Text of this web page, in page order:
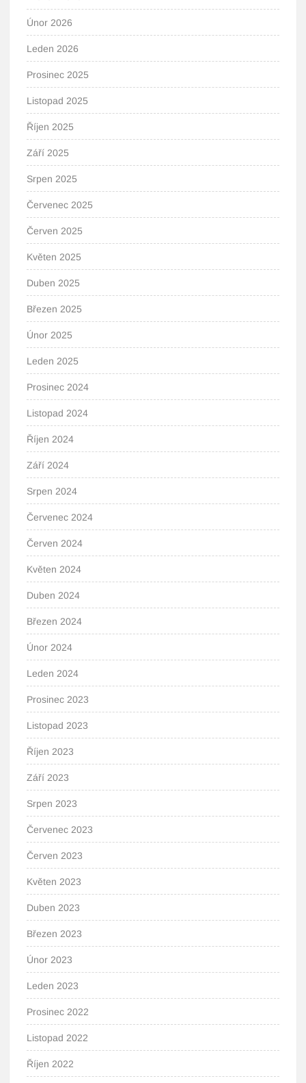
Únor 2026
Leden 2026
Prosinec 2025
Listopad 2025
Říjen 2025
Září 2025
Srpen 2025
Červenec 2025
Červen 2025
Květen 2025
Duben 2025
Březen 2025
Únor 2025
Leden 2025
Prosinec 2024
Listopad 2024
Říjen 2024
Září 2024
Srpen 2024
Červenec 2024
Červen 2024
Květen 2024
Duben 2024
Březen 2024
Únor 2024
Leden 2024
Prosinec 2023
Listopad 2023
Říjen 2023
Září 2023
Srpen 2023
Červenec 2023
Červen 2023
Květen 2023
Duben 2023
Březen 2023
Únor 2023
Leden 2023
Prosinec 2022
Listopad 2022
Říjen 2022